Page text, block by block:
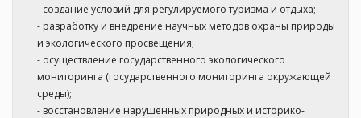
- создание условий для регулируемого туризма и отдыха;
- разработку и внедрение научных методов охраны природы
и экологического просвещения;
- осуществление государственного экологического
мониторинга (государственного мониторинга окружающей
среды);
- восстановление нарушенных природных и историко-